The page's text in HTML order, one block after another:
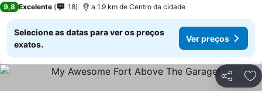
9,8 Excelente 18 a 1.9 km de Centro da cidade
Selecione as datas para ver os preços
exatos.
Ver preços
Partilhar